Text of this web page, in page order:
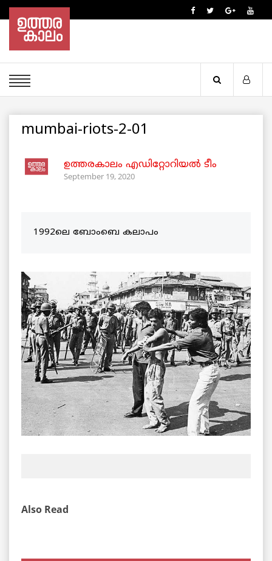
mumbai-riots-2-01
ഉത്തരകാലം എഡിറ്റോറിയല്‍ ടീം
September 19, 2020
1992ലെ ബോംബെ കലാപം
Also Read